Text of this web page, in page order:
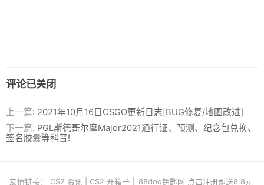
评论已关闭
上一篇: 2021年10月16日CSGO更新日志[BUG修复/地图改进]
下一篇: PGL斯德哥尔摩Major2021通行证、预测、纪念包兑换、
签名胶囊等科普!
友情链接： CS2 资讯 CS2 开箱子 88dog钥匙网 点击注册即送8.8元